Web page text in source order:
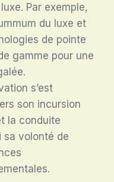
Par exemple,
du luxe et
de pointe
gamme pour une
s’est
son incursion
la conduite
sa volonté de